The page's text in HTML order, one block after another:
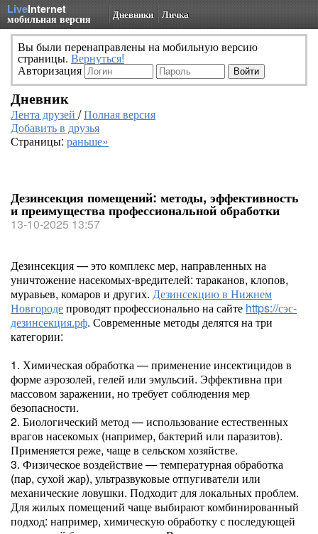
LiveInternet
мобильная версия Дневники Личка
Вы были перенаправлены на мобильную версию
страницы. Вернуться!
Авторизация
Дневник
Лента друзей /Полная версия
Добавить в друзья
Страницы: раньше»
Дезинсекция помещений: методы, эффективность
и преимущества профессиональной обработки
13-10-2025 13:57
Дезинсекция — это комплекс мер, направленных на
уничтожение насекомых-вредителей: тараканов, клопов,
муравьев, комаров и других. Дезинсекцию в Нижнем
Новгородепроводят профессионально на сайте https://сэс-
дезинсекция.рф. Современные методы делятся на три
категории:
1. Химическая обработка — применение инсектицидов в
форме аэрозолей, гелей или эмульсий. Эффективна при
массовом заражении, но требует соблюдения мер
безопасности.
2. Биологический метод — использование естественных
врагов насекомых (например, бактерий или паразитов).
Применяется реже, чаще в сельском хозяйстве.
3. Физическое воздействие — температурная обработка
(пар, сухой жар), ультразвуковые отпугиватели или
механические ловушки. Подходит для локальных проблем.
Для жилых помещений чаще выбирают комбинированный
подход: например, химическую обработку с последующей